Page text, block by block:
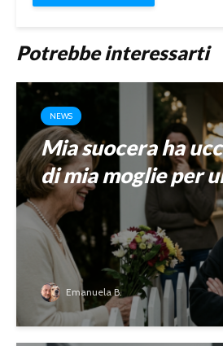
Potrebbe interessarti
NEWS
Mia suocera ha
di mia moglie per
Emanuela B.